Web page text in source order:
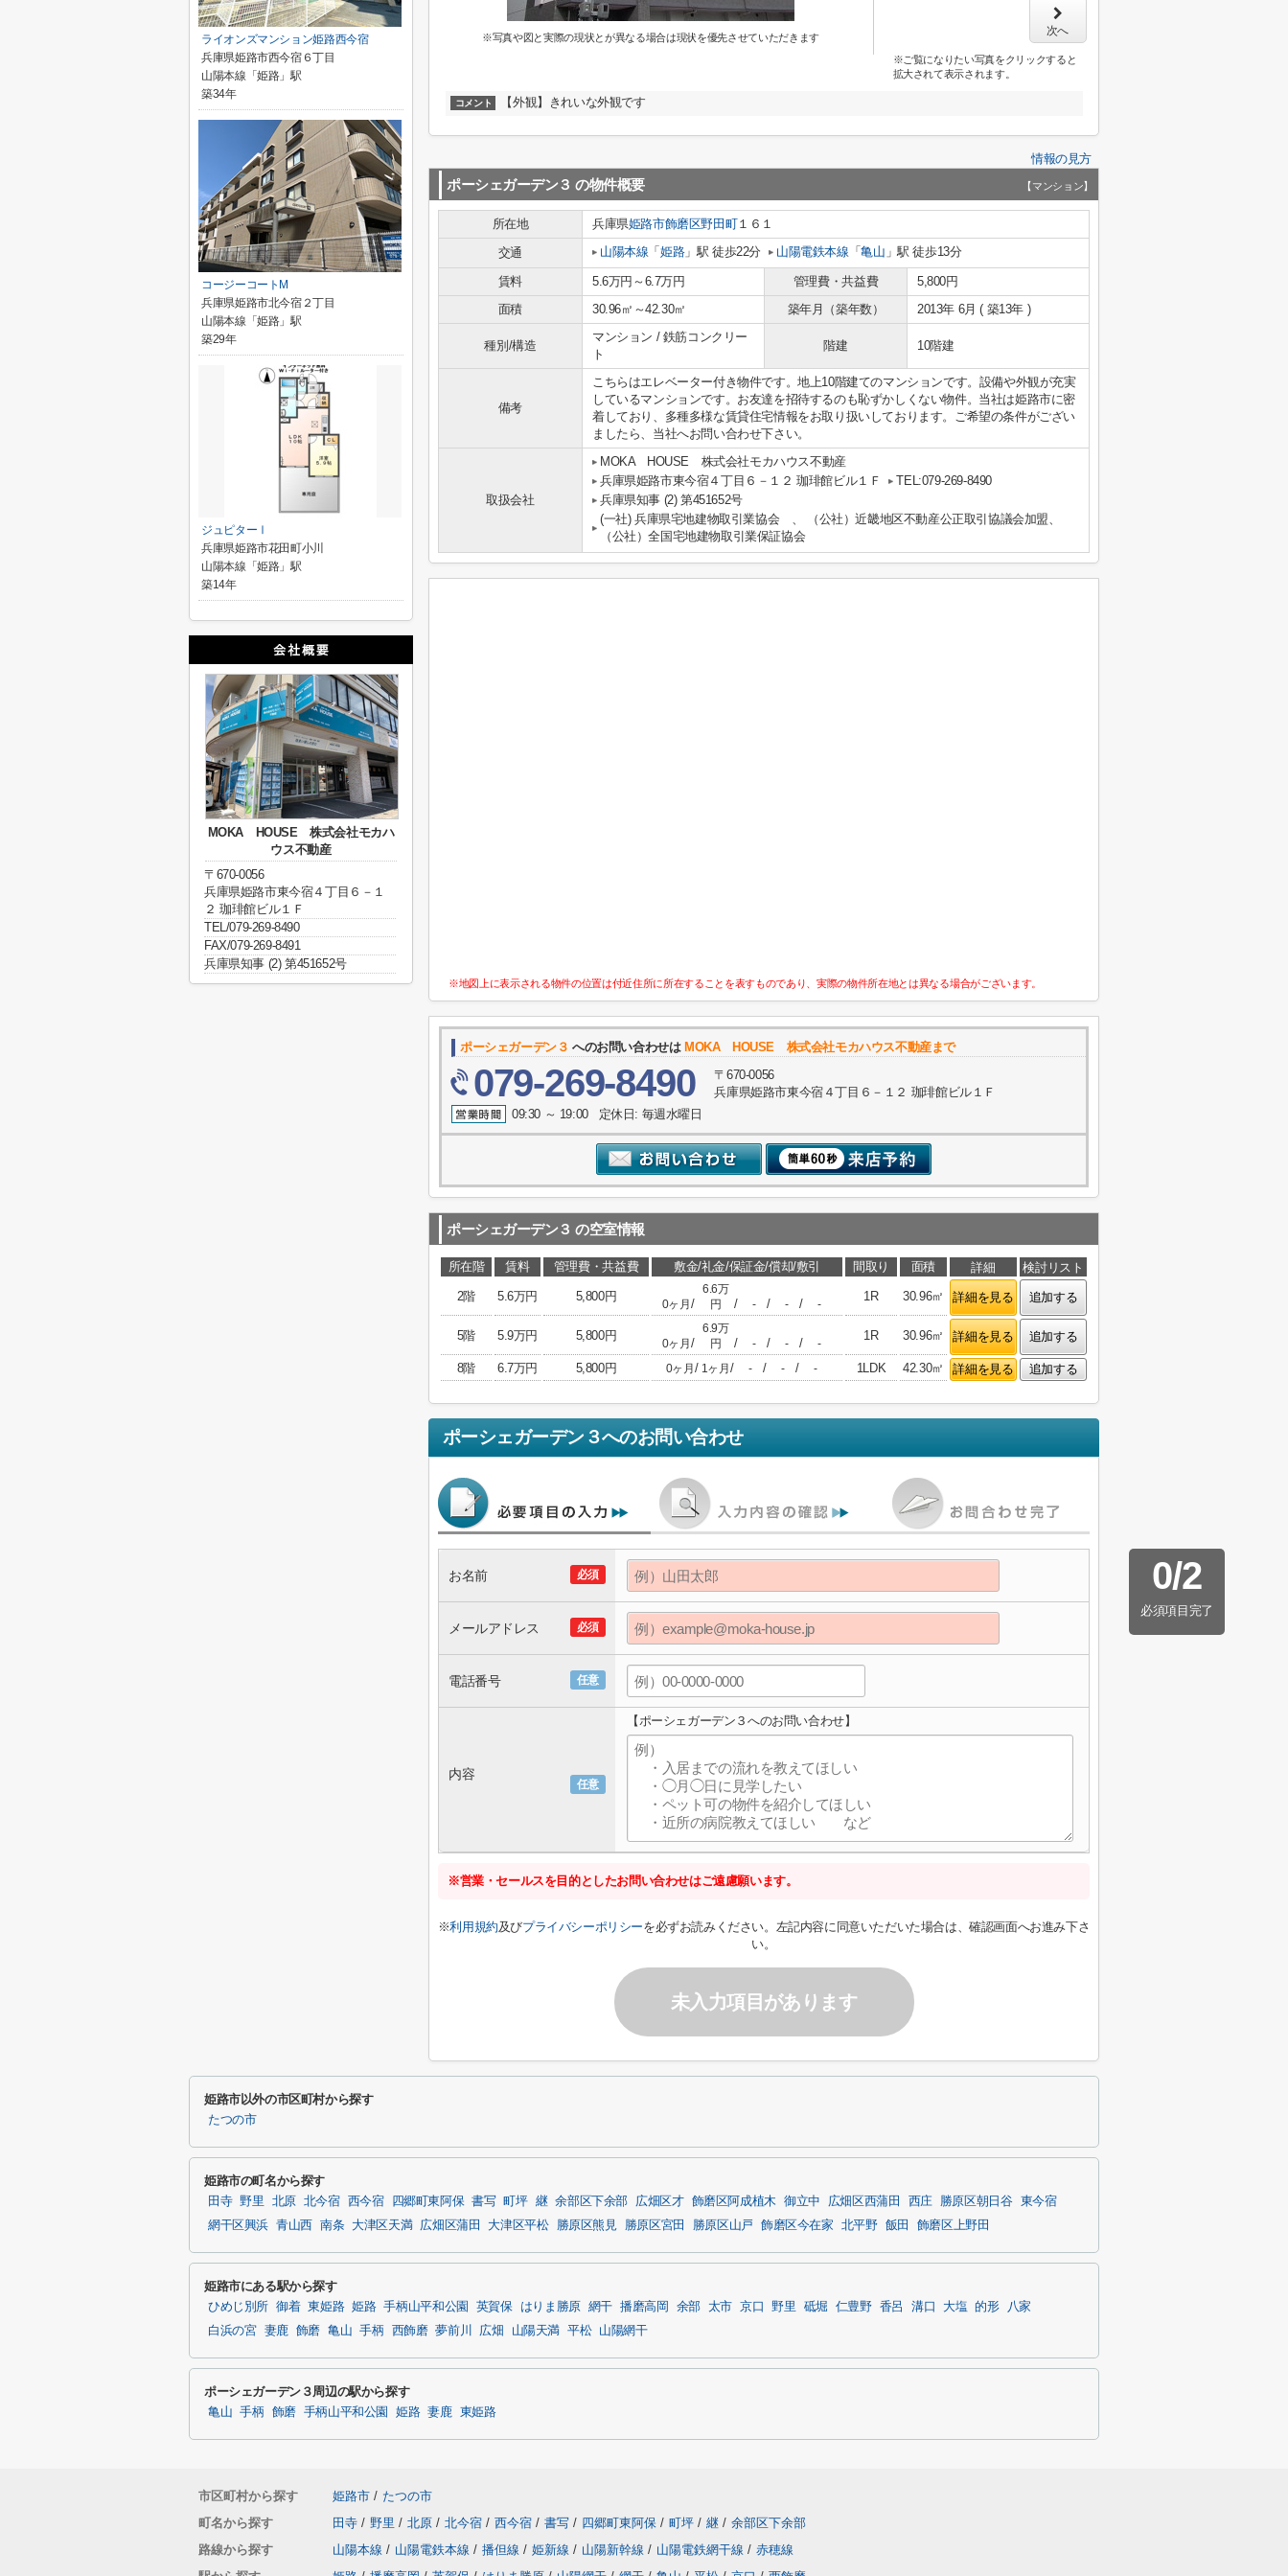
※写真や図と実際の現状とが異なる場合は現状を優先させていただきます 次へ
※ご覧になりたい写真をクリックすると
拡大されて表示されます。
コメント 【外観】きれいな外観です
情報の見方
ポーシェガーデン３ の物件概要 【マンション】
所在地 兵庫県姫路市飾磨区野田町１６１
交通
山陽本線 「姫路」駅 徒歩22分 山陽電鉄本線 「亀山 」駅 徒歩13分
賃料 5.6万円～6.7万円 管理費・共益費
5,800円
面積
30.96㎡～42.30㎡ 築年月（築年数） 2013年 6月 ( 築13年 )
種別/構造
マンション / 鉄筋コンクリー
ト
階建 10階建
備考
こちらはエレベーター付き物件です。地上10階建てのマンションです。設備や外観が充実
しているマンションです。お友達を招待するのも恥ずかしくない物件。当社は姫路市に密
着しており、多種多様な賃貸住宅情報をお取り扱いしております。ご希望の条件がござい
ましたら、当社へお問い合わせ下さい。
取扱会社
MOKA HOUSE 株式会社モカハウス不動産
兵庫県姫路市東今宿４丁目６－１２ 珈琲館ビル１Ｆ
TEL:079-269-8490
兵庫県知事 (2) 第451652号
(一社) 兵庫県宅地建物取引業協会 、 （公社）近畿地区不動産公正取引協議会加盟、
（公社）全国宅地建物取引業保証協会
※地図上に表示される物件の位置は付近住所に所在することを表すものであり、実際の物件所在地とは異なる場合がございます。
ポーシェガーデン３ へのお問い合わせは MOKA HOUSE 株式会社モカハウス不動産まで
079-269-8490
〒670-0056
兵庫県姫路市東今宿４丁目６－１２ 珈琲館ビル１Ｆ
09:30 ～ 19:00 定休日: 毎週水曜日
ポーシェガーデン３ の空室情報
所在階 賃料 管理費・共益費 敷金/礼金/保証金/償却/敷引 間取り 面積 詳細
検討リスト
2階
5.6万円 5,800円
0ヶ月 /
6.6万
円
/ - / - / -
1R 30.96㎡ 詳細を見る 追加する
5階 5.9万円 5,800円
0ヶ月 /
6.9万
円
/ - / - / -
1R 30.96㎡ 詳細を見る 追加する
8階 6.7万円 5,800円 0ヶ月 / 1ヶ月 / - / - / - 1LDK 42.30㎡ 詳細を見る 追加する
ポーシェガーデン３へのお問い合わせ
0/2
必須項目完了
必須
お名前
必須
メールアドレス
任意
電話番号
任意
内容
【ポーシェガーデン３へのお問い合わせ】
※営業・セールスを目的としたお問い合わせはご遠慮願います。
※利用規約及びプライバシーポリシーを必ずお読みください。左記内容に同意いただいた場合は、確認画面へお進み下さ
い。
未入力項目があります
ライオンズマンション姫路西今宿
兵庫県姫路市西今宿６丁目
山陽本線「姫路」駅
築34年
コージーコートM
兵庫県姫路市北今宿２丁目
山陽本線「姫路」駅
築29年
ジュピターⅠ
兵庫県姫路市花田町小川
山陽本線「姫路」駅
築14年
MOKA HOUSE 株式会社モカハ
ウス不動産
〒670-0056
兵庫県姫路市東今宿４丁目６－１
２ 珈琲館ビル１Ｆ
TEL/079-269-8490
FAX/079-269-8491
兵庫県知事 (2) 第451652号
姫路市以外の市区町村から探す
たつの市
姫路市の町名から探す
田寺 野里 北原 北今宿 西今宿 四郷町東阿保 書写 町坪 継 余部区下余部 広畑区才 飾磨区阿成植木 御立中 広畑区西蒲田 西庄 勝原区朝日谷
東今宿
網干区興浜 青山西 南条 大津区天満 広畑区蒲田 大津区平松 勝原区熊見 勝原区宮田 勝原区山戸 飾磨区今在家 北平野 飯田 飾磨区上野田
姫路市にある駅から探す
ひめじ別所 御着 東姫路 姫路 手柄山平和公園 英賀保 はりま勝原 網干 播磨高岡 余部 太市 京口 野里 砥堀 仁豊野 香呂 溝口 大塩 的形
八家
白浜の宮
妻鹿 飾磨 亀山 手柄 西飾磨 夢前川 広畑 山陽天満 平松 山陽網干
ポーシェガーデン３周辺の駅から探す
亀山 手柄 飾磨 手柄山平和公園 姫路 妻鹿 東姫路
市区町村から探す 姫路市 / たつの市
町名から探す
田寺 / 野里 / 北原 / 北今宿 / 西今宿 / 書写 / 四郷町東阿保 / 町坪 / 継 / 余部区下余部
路線から探す
山陽本線 / 山陽電鉄本線 / 播但線 / 姫新線 / 山陽新幹線 / 山陽電鉄網干線 / 赤穂線